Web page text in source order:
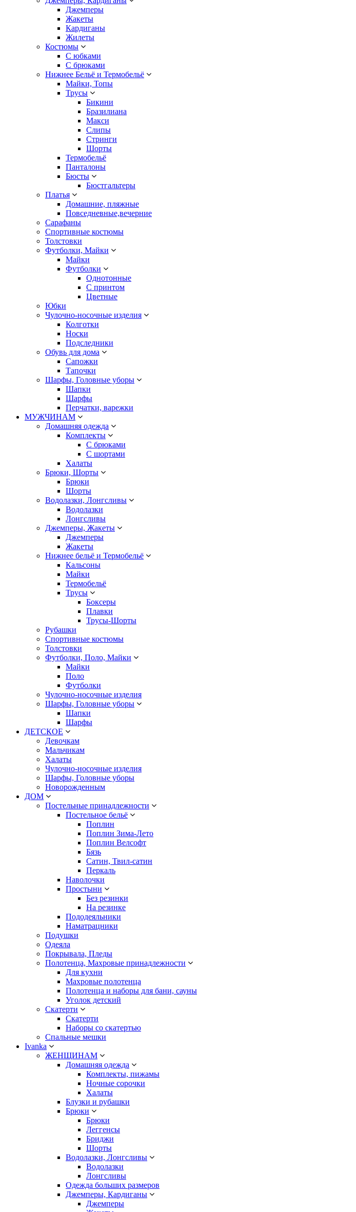
Джемперы
Жакеты
Кардиганы
Жилеты
Костюмы
С юбками
С брюками
Нижнее Бельё и Термобельё
Майки, Топы
Трусы
Бикини
Бразилиана
Макси
Слипы
Стринги
Шорты
Термобельё
Панталоны
Бюсты
Бюстгальтеры
Платья
Домашние, пляжные
Повседневные,вечерние
Сарафаны
Спортивные костюмы
Толстовки
Футболки, Майки
Майки
Футболки
Однотонные
С принтом
Цветные
Юбки
Чулочно-носочные изделия
Колготки
Носки
Подследники
Обувь для дома
Сапожки
Тапочки
Шарфы, Головные уборы
Шапки
Шарфы
Перчатки, варежки
МУЖЧИНАМ
Домашняя одежда
Комплекты
С брюками
С шортами
Халаты
Брюки, Шорты
Брюки
Шорты
Водолазки, Лонгсливы
Водолазки
Лонгсливы
Джемперы, Жакеты
Джемперы
Жакеты
Нижнее бельё и Термобельё
Кальсоны
Майки
Термобельё
Трусы
Боксеры
Плавки
Трусы-Шорты
Рубашки
Спортивные костюмы
Толстовки
Футболки, Поло, Майки
Майки
Поло
Футболки
Чулочно-носочные изделия
Шарфы, Головные уборы
Шапки
Шарфы
ДЕТСКОЕ
Девочкам
Мальчикам
Халаты
Чулочно-носочные изделия
Шарфы, Головные уборы
Новорожденным
ДОМ
Постельные принадлежности
Постельное бельё
Поплин
Поплин Зима-Лето
Поплин Велсофт
Бязь
Сатин, Твил-сатин
Перкаль
Наволочки
Простыни
Без резинки
На резинке
Пододеяльники
Наматрацники
Подушки
Одеяла
Покрывала, Пледы
Полотенца, Махровые принадлежности
Для кухни
Махровые полотенца
Полотенца и наборы для бани, сауны
Уголок детский
Скатерти
Скатерти
Наборы со скатертью
Спальные мешки
Ivanka
ЖЕНЩИНАМ
Домашняя одежда
Комплекты, пижамы
Ночные сорочки
Халаты
Блузки и рубашки
Брюки
Брюки
Леггенсы
Бриджи
Шорты
Водолазки, Лонгсливы
Водолазки
Лонгсливы
Одежда больших размеров
Джемперы, Кардиганы
Джемперы